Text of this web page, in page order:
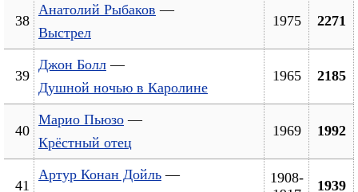
38
Анатолий Рыбаков —
Выстрел
1975 2271
39
Джон Болл —
Душной ночью в Каролине
1965 2185
40
Марио Пьюзо —
Крёстный отец
1969 1992
41
Артур Конан Дойль —
1908-
1939